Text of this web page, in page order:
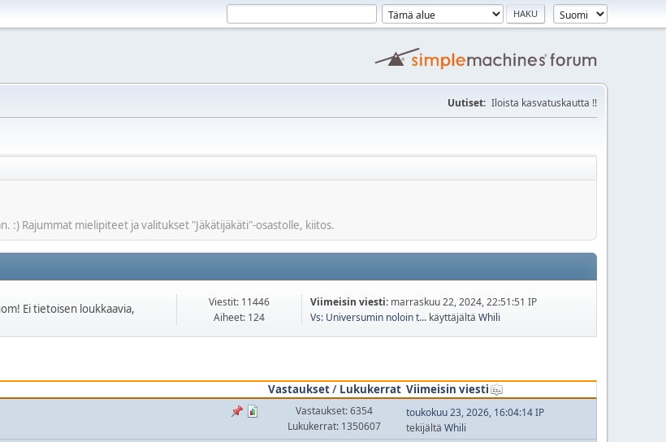
Uutiset: Iloista kasvatuskautta !!
:) Rajummat mielipiteet ja valitukset "Jäkätijäkäti"-osastolle, kiitos.
Ei tietoisen loukkaavia,
Viestit: 11446
Aiheet: 124
Viimeisin viesti: marraskuu 22, 2024, 22:51:51 IP
Vs: Universumin noloin t... käyttäjältäWhili
Vastaukset/ Lukukerrat Viimeisin viesti
Vastaukset: 6354
Lukukerrat: 1350607
toukokuu 23, 2026, 16:04:14 IP
tekijältä Whili